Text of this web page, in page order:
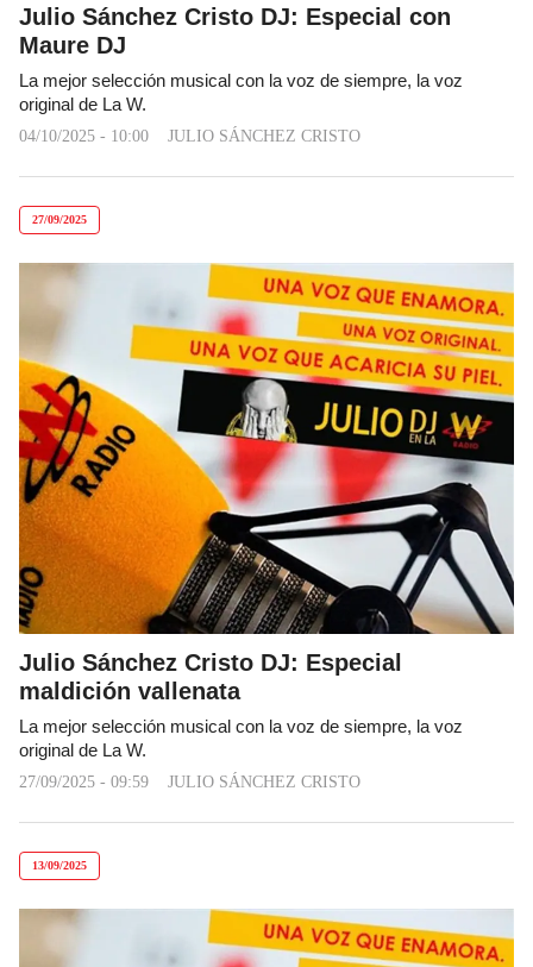
Julio Sánchez Cristo DJ: Especial con
Maure DJ
La mejor selección musical con la voz de siempre, la voz
original de La W.
04/10/2025 - 10:00 JULIO SÁNCHEZ CRISTO
27/09/2025
Julio Sánchez Cristo DJ: Especial
maldición vallenata
La mejor selección musical con la voz de siempre, la voz
original de La W.
27/09/2025 - 09:59 JULIO SÁNCHEZ CRISTO
13/09/2025